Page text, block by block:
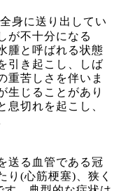
身に送り出してい
が不十分になる
腫と呼ばれる状態
引き起こし、しば
重苦しさを伴いま
生じることがあり
息切れを起こし、
送る血管である冠
り (心筋梗塞) 、狭く